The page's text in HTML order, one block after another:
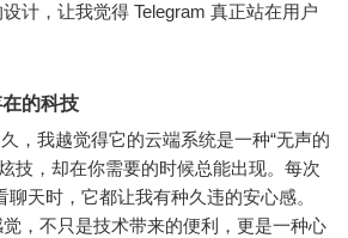
计，让我觉得 Telegram 真正站在用户
的科技
，我越觉得它的云端系统是一种“无声的
技，却在你需要的时候总能出现。每次
天时，它都让我有种久违的安心感。
觉，不只是技术带来的便利，更是一种心